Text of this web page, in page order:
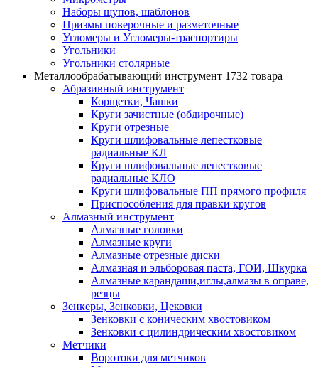
Наборы щупов, шаблонов
Призмы поверочные и разметочные
Угломеры и Угломеры-траспортиры
Угольники
Угольники столярные
Металлообрабатывающий инструмент 1732 товара
Абразивный инструмент
Корщетки, Чашки
Круги зачистные (обдирочные)
Круги отрезные
Круги шлифовальные лепестковые
радиальные КЛ
Круги шлифовальные лепестковые
радиальные КЛО
Круги шлифовальные ПП прямого профиля
Приспособления для правки кругов
Алмазный инструмент
Алмазные головки
Алмазные круги
Алмазные отрезные диски
Алмазная и эльборовая паста, ГОИ, Шкурка
Алмазные карандаши,иглы,алмазы в оправе,
резцы
Зенкеры, Зенковки, Цековки
Зенковки с коническим хвостовиком
Зенковки с цилиндрическим хвостовиком
Метчики
Воротоки для метчиков